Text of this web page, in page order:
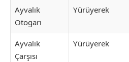
Ayvalık
Otogarı
Yürüyerek
Ayvalık
Çarşısı
Yürüyerek